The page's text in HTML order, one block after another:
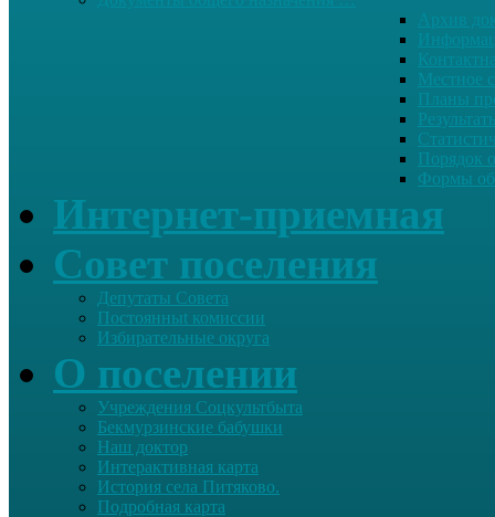
Архив
Местное
Планы
Порядок
Формы
Интернет-приемная
Совет поселения
Депутаты Совета
Постоянныt комиссии
Избирательные округа
О поселении
Учреждения Соцкультбыта
Бекмурзинские бабушки
Наш доктор
Интерактивная карта
История села Питяково.
Подробная карта